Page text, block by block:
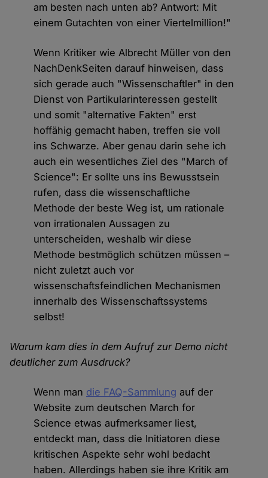
am besten nach unten ab? Antwort: Mit
einem Gutachten von einer Viertelmillion!"
Wenn Kritiker wie Albrecht Müller von den
NachDenkSeiten darauf hinweisen, dass
sich gerade auch "Wissenschaftler" in den
Dienst von Partikularinteressen gestellt
und somit "alternative Fakten" erst
hoffähig gemacht haben, treffen sie voll
ins Schwarze. Aber genau darin sehe ich
auch ein wesentliches Ziel des "March of
Science": Er sollte uns ins Bewusstsein
rufen, dass die wissenschaftliche
Methode der beste Weg ist, um rationale
von irrationalen Aussagen zu
unterscheiden, weshalb wir diese
Methode bestmöglich schützen müssen –
nicht zuletzt auch vor
wissenschaftsfeindlichen Mechanismen
innerhalb des Wissenschaftssystems
selbst!
Warum kam dies in dem Aufruf zur Demo nicht
deutlicher zum Ausdruck?
Wenn man die FAQ-Sammlung auf der
Website zum deutschen March for
Science etwas aufmerksamer liest,
entdeckt man, dass die Initiatoren diese
kritischen Aspekte sehr wohl bedacht
haben. Allerdings haben sie ihre Kritik am